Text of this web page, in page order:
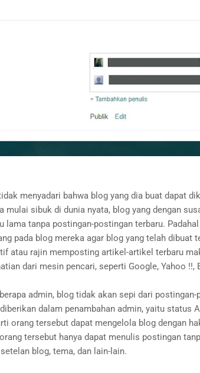
menyadari bahwa blog yang dia buat dapat
mulai sibuk di dunia nyata, blog yang dengan
lama tanpa postingan-postingan terbaru.
pada blog mereka agar blog yang telah dibuat
atau rajin memposting artikel-artikel terbaru
dari mesin pencari, seperti Google, Yahoo !!,
admin, blog tidak akan sepi dari
dalam penambahan admin, yaitu status
orang tersebut dapat mengelola blog dengan
tersebut hanya dapat menulis postingan
blog, tema, dan lain-lain.